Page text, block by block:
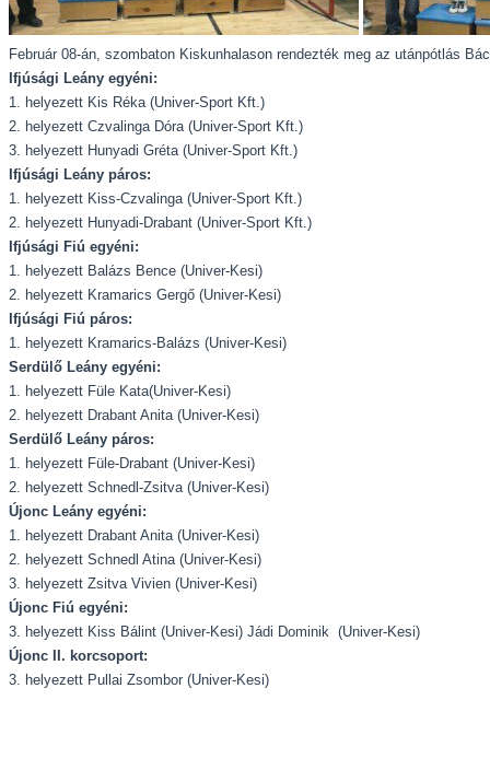
Február 08-án, szombaton Kiskunhalason rendezték meg az utánpótlás
Ifjúsági Leány egyéni:
1. helyezett Kis Réka (Univer-Sport Kft.)
2. helyezett Czvalinga Dóra (Univer-Sport Kft.)
3. helyezett Hunyadi Gréta (Univer-Sport Kft.)
Ifjúsági Leány páros:
1. helyezett Kiss-Czvalinga (Univer-Sport Kft.)
2. helyezett Hunyadi-Drabant (Univer-Sport Kft.)
Ifjúsági Fiú egyéni:
1. helyezett Balázs Bence (Univer-Kesi)
2. helyezett Kramarics Gergő (Univer-Kesi)
Ifjúsági Fiú páros:
1. helyezett Kramarics-Balázs (Univer-Kesi)
Serdülő Leány egyéni:
1. helyezett Füle Kata(Univer-Kesi)
2. helyezett Drabant Anita (Univer-Kesi)
Serdülő Leány páros:
1. helyezett Füle-Drabant (Univer-Kesi)
2. helyezett Schnedl-Zsitva (Univer-Kesi)
Újonc Leány egyéni:
1. helyezett Drabant Anita (Univer-Kesi)
2. helyezett Schnedl Atina (Univer-Kesi)
3. helyezett Zsitva Vivien (Univer-Kesi)
Újonc Fiú egyéni:
3. helyezett Kiss Bálint (Univer-Kesi) Jádi Dominik (Univer-Kesi)
Újonc II. korcsoport:
3. helyezett Pullai Zsombor (Univer-Kesi)